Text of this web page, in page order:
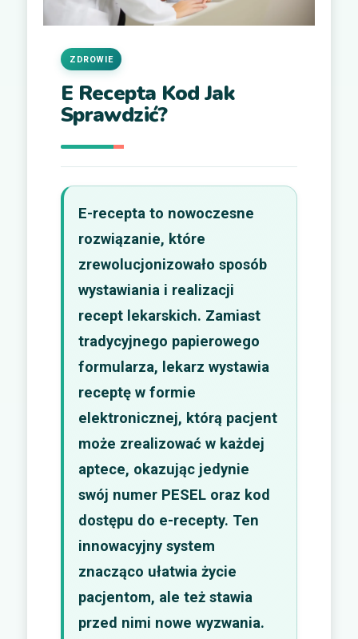
E Recepta Kod Jak
Sprawdzić?
ZDROWIE
E-recepta to nowoczesne
rozwiązanie, które
zrewolucjonizowało sposób
wystawiania i realizacji
recept lekarskich. Zamiast
tradycyjnego papierowego
formularza, lekarz wystawia
receptę w formie
elektronicznej, którą pacjent
może zrealizować w każdej
aptece, okazując jedynie
swój numer PESEL oraz kod
dostępu do e-recepty. Ten
innowacyjny system
znacząco ułatwia życie
pacjentom, ale też stawia
przed nimi nowe wyzwania.